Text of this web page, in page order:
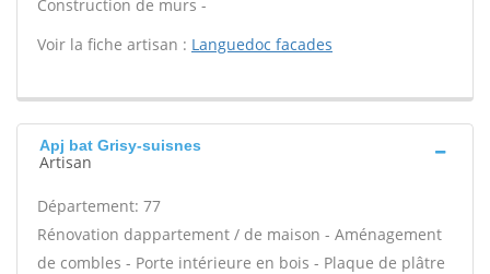
Construction de murs -
Voir la fiche artisan : Languedoc facades
Apj bat Grisy-suisnes
Artisan
Département: 77
Rénovation dappartement / de maison - Aménagement
de combles - Porte intérieure en bois - Plaque de plâtre